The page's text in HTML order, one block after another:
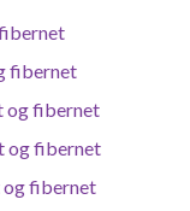
fibernet
og fibernet
og fibernet
og fibernet